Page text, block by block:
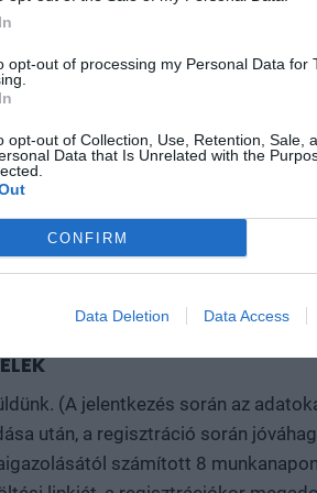
opt-out of processing my Personal Data for
opt-out of Collection, Use, Retention, Sale,
Data that Is Unrelated with the
CONFIRM
Data Deletion Data Access
való jelentkezést követően
legyenek kedvesek magukkal
napján, ezzel biztosítva a bejutást.
(A jelentkezés során az
után, a regisztráció során
számított 8